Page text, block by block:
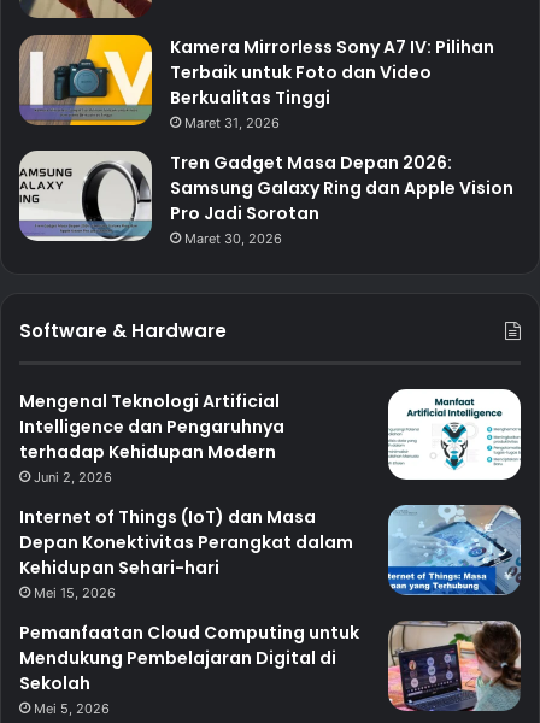
Kamera Mirrorless Sony A7 IV: Pilihan
Terbaik untuk Foto dan Video
Berkualitas Tinggi
Maret 31, 2026
Tren Gadget Masa Depan 2026:
Samsung Galaxy Ring dan Apple Vision
Pro Jadi Sorotan
Maret 30, 2026
Software & Hardware
Mengenal Teknologi Artificial
Intelligence dan Pengaruhnya
terhadap Kehidupan Modern
Juni 2, 2026
Internet of Things (IoT) dan Masa
Depan Konektivitas Perangkat dalam
Kehidupan Sehari-hari
Mei 15, 2026
Pemanfaatan Cloud Computing untuk
Mendukung Pembelajaran Digital di
Sekolah
Mei 5, 2026